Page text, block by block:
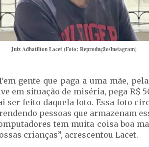
Juiz Adhatilton Lacet (Foto: Reprodução/Instagram)
gente que paga a uma mãe,
em situação de miséria, pega R$
ser feito daquela foto. Essa foto
pessoas que armazenam
tem muita coisa boa
crianças”, acrescentou Lacet.